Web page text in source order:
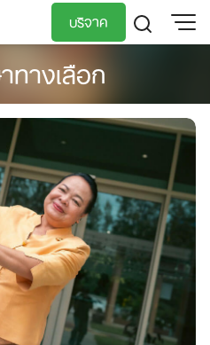
บริจาค
ทางเลือก